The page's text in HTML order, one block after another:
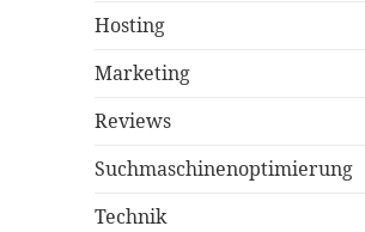
Hosting
Marketing
Reviews
Suchmaschinenoptimierung
Technik